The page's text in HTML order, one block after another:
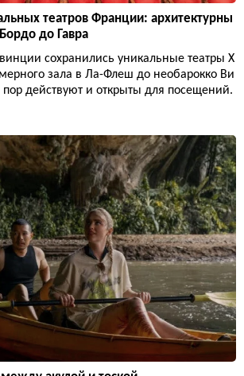
театров Франции: архитектурны
до Гавра
сохранились уникальные театры X
зала в Ла-Флеш до необарокко Ви
действуют и открыты для посещений.